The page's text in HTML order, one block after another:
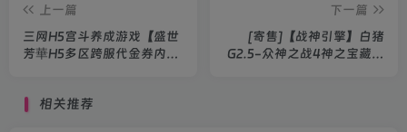
上一篇
三网H5宫斗养成游戏【盛世
芳華H5多区跨服代金券内购
+CDK授权后台+简易安卓客
下一篇
[寄售]【战神引擎】白猪
G2.5-众神之战4神之宝藏离
相关推荐